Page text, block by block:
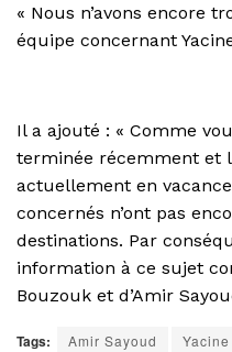
« Nous n’avons encore
équipe concernant
Il a ajouté : « Comme
terminée récemment et
actuellement en
concernés n’ont pas
destinations. Par
information à ce sujet
Bouzouk et d’Amir
Tags: Amir Sayoud